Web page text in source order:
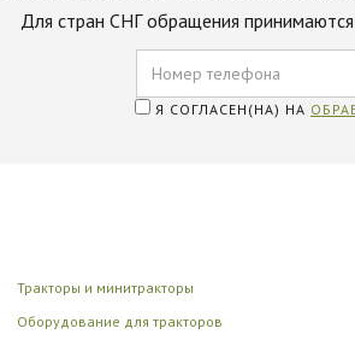
Для стран СНГ обращения
Я СОГЛАСЕН(НА) НА
Тракторы и минитракторы
Оборудование для тракторов